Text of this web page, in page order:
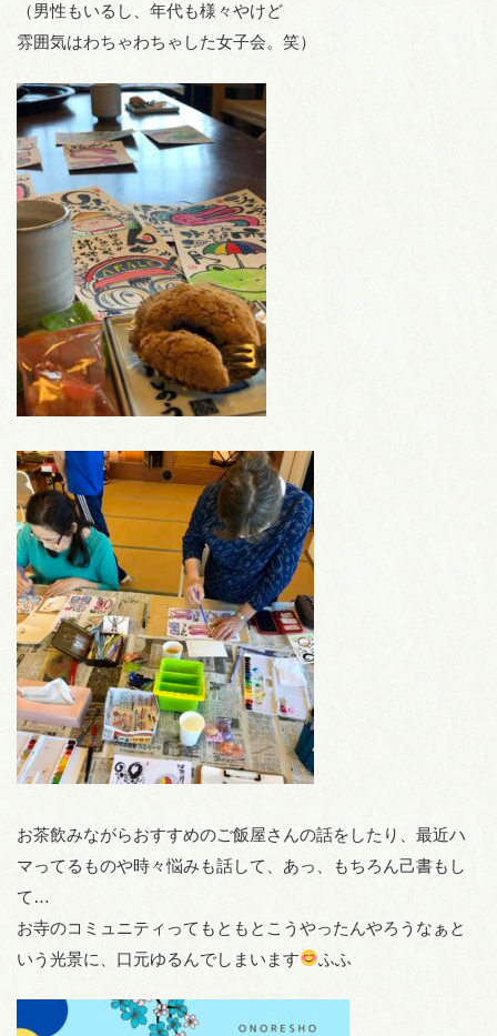
（男性もいるし、年代も様々やけど
雰囲気はわちゃわちゃした女子会。笑）
お茶飲みながらおすすめのご飯屋さんの話をしたり、最近ハ
マってるものや時々悩みも話して、あっ、もちろん己書もし
て…
お寺のコミュニティってもともとこうやったんやろうなぁと
いう光景に、口元ゆるんでしまいます
ふふ